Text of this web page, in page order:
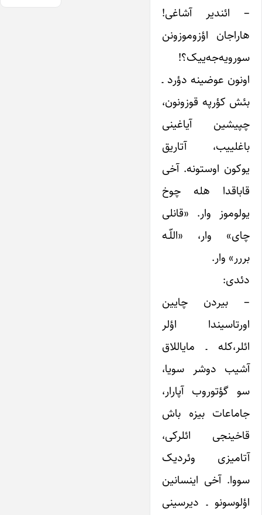
– ائندیر آشاغی!
هاراجان اؤزوموزونن
سورویه‌جه‌ییک؟!
اونون عوضینه دؤرد ـ
بئش کؤرپه قوزونون،
چپیشین آیاغینی
باغلییب، آتاریق
یوکون اوستونه. آخی
قاباقدا هله چوخ
یولوموز وار. «قانلی
چای» وار، «اللّـه
بررر» وار.
دئدی:
– بیردن چایین
اورتاسیندا اؤلر
ائلر،کله ـ مایاللاق
آشیب دوشر سویا،
سو گؤتوروب آپارار،
جاماعات بیزه باش
قاخینجی ائلرکی،
آتامیزی وئردیک
سووا. آخی اینسانین
اؤلوسونو ـ دیرسینی